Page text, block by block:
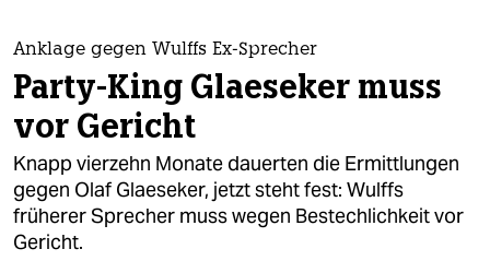
themen
politik
öko
gesellschaft
kultur
Anklage gegen Wulffs Ex-Sprecher
Party-King Glaeseker muss
vor Gericht
Knapp vierzehn Monate dauerten die Ermittlungen
gegen Olaf Glaeseker, jetzt steht fest: Wulffs
früherer Sprecher muss wegen Bestechlichkeit vor
Gericht.